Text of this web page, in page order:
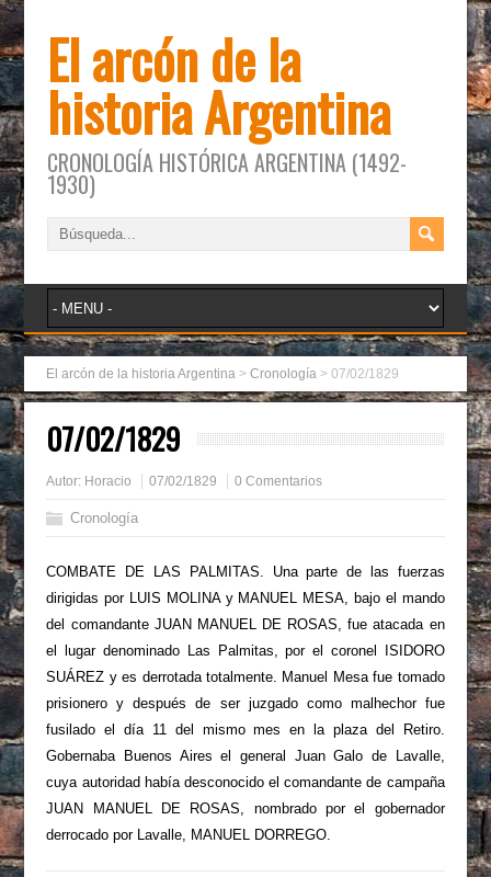
El arcón de la
historia Argentina
CRONOLOGÍA HISTÓRICA ARGENTINA (1492-
1930)
El arcón de la historia Argentina >Cronología >07/02/1829
07/02/1829
Autor: Horacio 07/02/1829 0 Comentarios
Cronología
COMBATE DE LAS PALMITAS. Una parte de las fuerzas
dirigidas por LUIS MOLINA y MANUEL MESA, bajo el mando
del comandante JUAN MANUEL DE ROSAS, fue atacada en
el lugar denominado Las Palmitas, por el coronel ISIDORO
SUÁREZ y es derrotada totalmente. Manuel Mesa fue tomado
prisionero y después de ser juzgado como malhechor fue
fusilado el día 11 del mismo mes en la plaza del Retiro.
Gobernaba Buenos Aires el general Juan Galo de Lavalle,
cuya autoridad había desconocido el comandante de campaña
JUAN MANUEL DE ROSAS, nombrado por el gobernador
derrocado por Lavalle, MANUEL DORREGO.